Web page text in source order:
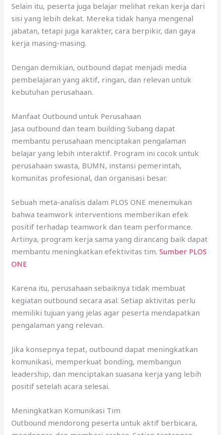
Selain itu, peserta juga belajar melihat rekan kerja dari
sisi yang lebih dekat. Mereka tidak hanya mengenal
jabatan, tetapi juga karakter, cara berpikir, dan gaya
kerja masing-masing.
Dengan demikian, outbound dapat menjadi media
pembelajaran yang aktif, ringan, dan relevan untuk
kebutuhan perusahaan.
Manfaat Outbound untuk Perusahaan
Jasa outbound dan team building Subang dapat
membantu perusahaan menciptakan pengalaman
belajar yang lebih interaktif. Program ini cocok untuk
perusahaan swasta, BUMN, instansi pemerintah,
komunitas profesional, dan organisasi besar.
Sebuah meta-analisis dalam PLOS ONE menemukan
bahwa teamwork interventions memberikan efek
positif terhadap teamwork dan team performance.
Artinya, program kerja sama yang dirancang baik dapat
membantu meningkatkan efektivitas tim.Sumber PLOS
ONE
Karena itu, perusahaan sebaiknya tidak membuat
kegiatan outbound secara asal. Setiap aktivitas perlu
memiliki tujuan yang jelas agar peserta mendapatkan
pengalaman yang relevan.
Jika konsepnya tepat, outbound dapat meningkatkan
komunikasi, memperkuat bonding, membangun
leadership, dan menciptakan suasana kerja yang lebih
positif setelah acara selesai.
Meningkatkan Komunikasi Tim
Outbound mendorong peserta untuk aktif berbicara,